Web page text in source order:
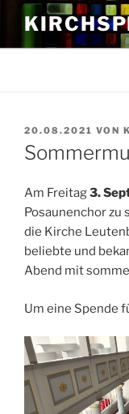
Zum
Inhalt
springen
VERÖFFENTLICHT
AM
20.08.2021 VON
Am Freitag3.
Posaunenchor zu
die Kirche
beliebte und
Abend mit
Um eine Spende